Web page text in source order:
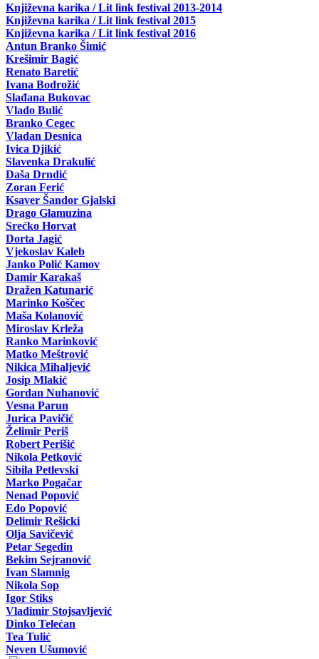
Književna karika / Lit link festival 2013-2014
Književna karika / Lit link festival 2015
Književna karika / Lit link festival 2016
Antun Branko Šimić
Krešimir Bagić
Renato Baretić
Ivana Bodrožić
Slađana Bukovac
Vlado Bulić
Branko Cegec
Vladan Desnica
Ivica Djikić
Slavenka Drakulić
Daša Drndić
Zoran Ferić
Ksaver Šandor Gjalski
Drago Glamuzina
Srećko Horvat
Dorta Jagić
Vjekoslav Kaleb
Janko Polić Kamov
Damir Karakaš
Dražen Katunarić
Marinko Koščec
Maša Kolanović
Miroslav Krleža
Ranko Marinković
Matko Meštrović
Nikica Mihaljević
Josip Mlakić
Gordan Nuhanović
Vesna Parun
Jurica Pavičić
Želimir Periš
Robert Perišić
Nikola Petković
Sibila Petlevski
Marko Pogačar
Nenad Popović
Edo Popović
Delimir Rešicki
Olja Savičević
Petar Segedin
Bekim Sejranović
Ivan Slamnig
Nikola Sop
Igor Stiks
Vladimir Stojsavljević
Dinko Telećan
Tea Tulić
Neven Ušumović